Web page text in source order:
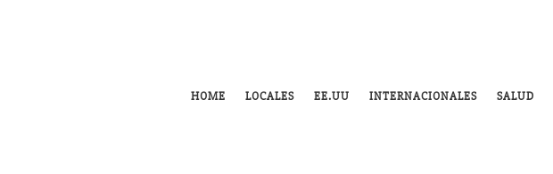
HOME LOCALES EE.UU INTERNACIONALES SALUD